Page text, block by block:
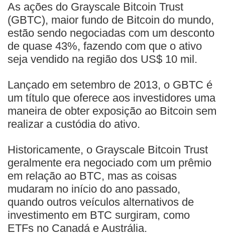
As ações do Grayscale Bitcoin Trust
(GBTC), maior fundo de Bitcoin do mundo,
estão sendo negociadas com um desconto
de quase 43%, fazendo com que o ativo
seja vendido na região dos US$ 10 mil.
Lançado em setembro de 2013, o GBTC é
um título que oferece aos investidores uma
maneira de obter exposição ao Bitcoin sem
realizar a custódia do ativo.
Historicamente, o Grayscale Bitcoin Trust
geralmente era negociado com um prêmio
em relação ao BTC, mas as coisas
mudaram no início do ano passado,
quando outros veículos alternativos de
investimento em BTC surgiram, como
ETFs no Canadá e Austrália.